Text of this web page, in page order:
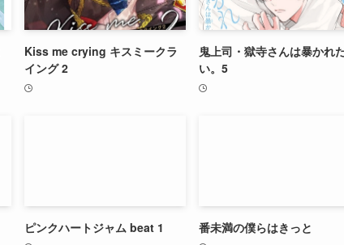
Kiss me crying キスミークラ
イング 2
鬼上司・獄寺さんは暴かれ
い。5
ピンクハートジャム beat 1 番未満の僕らはきっと